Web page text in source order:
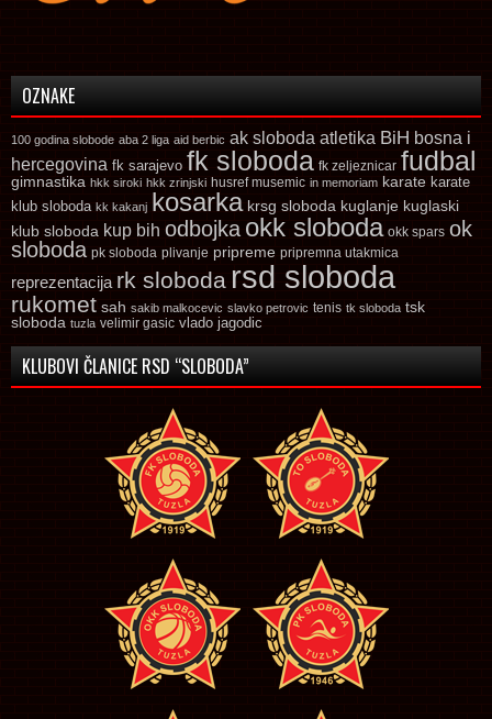
OZNAKE
100 godina slobode aba 2 liga aid berbic ak sloboda atletika BiH bosna i
hercegovina fk sarajevo fk sloboda fk zeljeznicar fudbal
gimnastika hkk siroki hkk zrinjski husref musemic in memoriam karate karate
klub sloboda kk kakanj kosarka krsg sloboda kuglanje kuglaski
klub sloboda kup bih odbojka okk sloboda okk spars ok
sloboda pk sloboda plivanje pripreme pripremna utakmica
reprezentacija rk sloboda rsd sloboda
rukomet sah sakib malkocevic slavko petrovic tenis tk sloboda tsk
sloboda tuzla velimir gasic vlado jagodic
KLUBOVI ČLANICE RSD “SLOBODA”